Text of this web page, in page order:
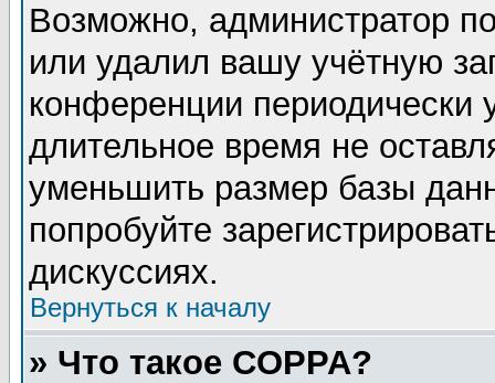
Возможно, администратор
или удалил вашу учётную
конференции периодически
длительное время не
уменьшить размер базы
попробуйте
дискуссиях.
Вернуться к началу
» Что такое COPPA?